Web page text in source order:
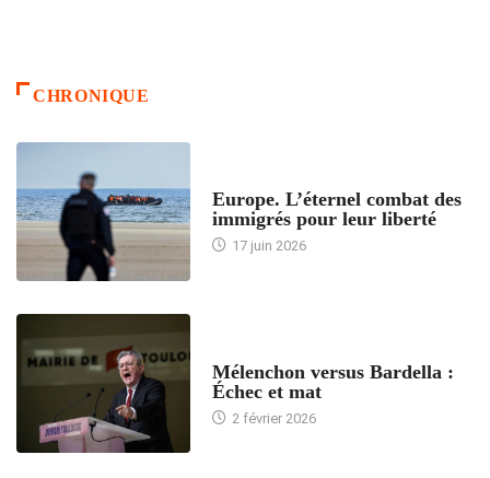
CHRONIQUE
Europe. L’éternel combat des
immigrés pour leur liberté
17 juin 2026
Mélenchon versus Bardella :
Échec et mat
2 février 2026